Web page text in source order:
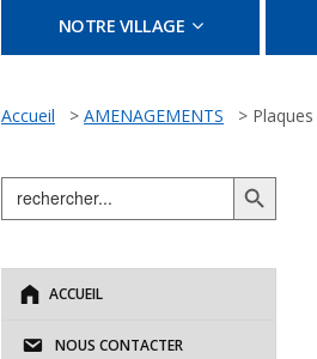
NOTRE VILLAGE
Accueil > AMENAGEMENTS >
Search Search Button
ACCUEIL
NOUS CONTACTER